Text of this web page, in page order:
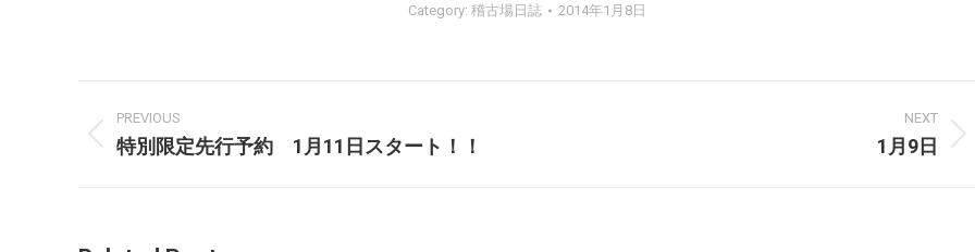
Category: 稽古場日誌 2014年1月8日
Post
navigation
PREVIOUS
Previous
特別限定先行予約 1月11日スタート！！
NEXT
1月9日